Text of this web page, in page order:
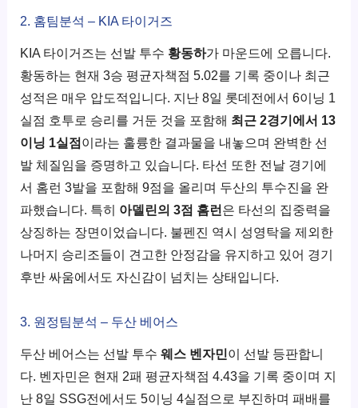
2. 홈팀분석 – KIA 타이거즈
KIA 타이거즈는 선발 투수 황동하가 마운드에 오릅니다.
황동하는 현재 3승 평균자책점 5.02를 기록 중이나 최근
성적은 매우 압도적입니다. 지난 8일 롯데전에서 6이닝 1
실점 호투로 승리를 거둔 것을 포함해 최근 2경기에서 13
이닝 1실점이라는 훌륭한 결과물을 내놓으며 완벽한 선
발 체질임을 증명하고 있습니다. 타선 또한 전날 경기에
서 홈런 3발을 포함해 9점을 올리며 두산의 투수진을 완
파했습니다. 특히 아델린의 3점 홈런은 타선의 집중력을
상징하는 장면이었습니다. 불펜진 역시 성영탁을 제외한
나머지 승리조들이 견고한 안정감을 유지하고 있어 경기
후반 싸움에서도 자신감이 넘치는 상태입니다.
3. 원정팀분석 – 두산 베어스
두산 베어스는 선발 투수웨스 벤자민이 선발 등판합니
다. 벤자민은 현재 2패 평균자책점 4.43을 기록 중이며 지
난 8일 SSG전에서도 5이닝 4실점으로 부진하며 패배를